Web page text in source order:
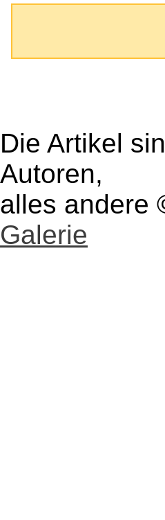
Die Artikel
Autoren,
alles andere
Galerie